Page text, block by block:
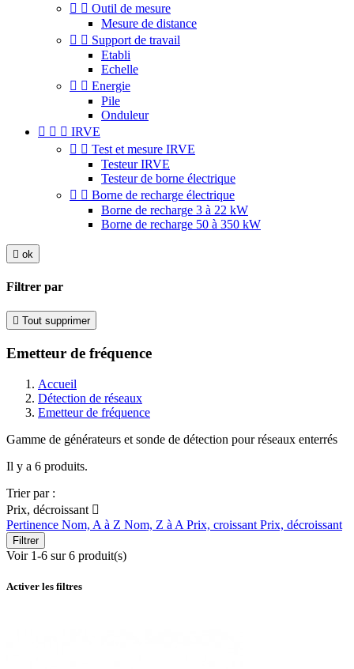
  Outil de mesure
Mesure de distance
  Support de travail
Etabli
Echelle
  Energie
Pile
Onduleur
   IRVE
  Test et mesure IRVE
Testeur IRVE
Testeur de borne électrique
  Borne de recharge électrique
Borne de recharge 3 à 22 kW
Borne de recharge 50 à 350 kW
 ok
Filtrer par
 Tout supprimer
Emetteur de fréquence
Accueil
Détection de réseaux
Emetteur de fréquence
Gamme de générateurs et sonde de détection pour réseaux enterrés
Il y a 6 produits.
Trier par :
Prix, décroissant 
Pertinence Nom, A à Z Nom, Z à A Prix, croissant Prix, décroissant
Filtrer
Voir 1-6 sur 6 produit(s)
Activer les filtres